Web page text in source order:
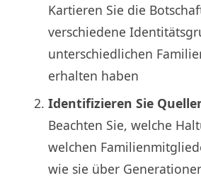
Kartieren Sie die
verschiedene
unterschiedlichen
erhalten haben
Identifizieren Sie
Beachten Sie, welche
welchen
wie sie über